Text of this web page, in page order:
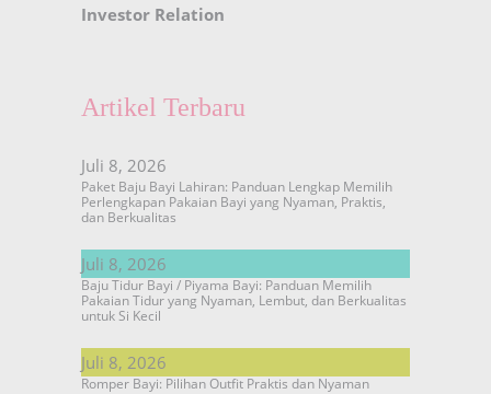
Investor Relation
Artikel Terbaru
Juli 8, 2026
Paket Baju Bayi Lahiran: Panduan Lengkap Memilih
Perlengkapan Pakaian Bayi yang Nyaman, Praktis,
dan Berkualitas
Juli 8, 2026
Baju Tidur Bayi / Piyama Bayi: Panduan Memilih
Pakaian Tidur yang Nyaman, Lembut, dan Berkualitas
untuk Si Kecil
Juli 8, 2026
Romper Bayi: Pilihan Outfit Praktis dan Nyaman